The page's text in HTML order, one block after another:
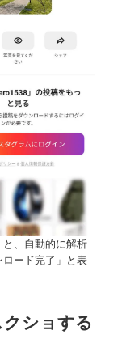
と、自動的に解析
ロード完了」と表
クショする